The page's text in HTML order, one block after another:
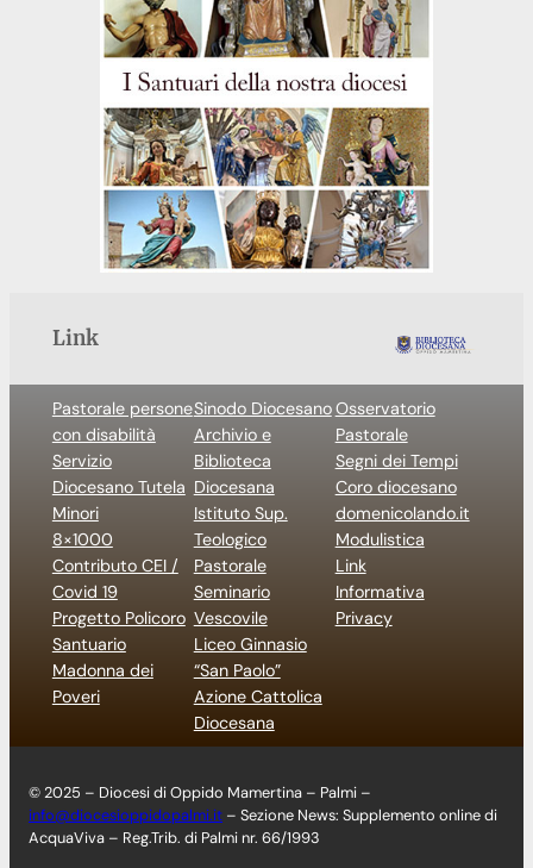
Link
Pastorale persone
con disabilità
Servizio
Diocesano Tutela
Minori
8×1000
Contributo CEI /
Covid 19
Progetto Policoro
Santuario
Madonna dei
Poveri
Sinodo Diocesano
Archivio e
Biblioteca
Diocesana
Istituto Sup.
Teologico
Pastorale
Seminario
Vescovile
Liceo Ginnasio
“San Paolo”
Azione Cattolica
Diocesana
Osservatorio
Pastorale
Segni dei Tempi
Coro diocesano
domenicolando.it
Modulistica
Link
Informativa
Privacy
© 2025 – Diocesi di Oppido Mamertina – Palmi –
info@diocesioppidopalmi.it – Sezione News: Supplemento online di
AcquaViva – Reg.Trib. di Palmi nr. 66/1993